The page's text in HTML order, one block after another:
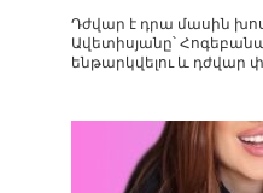
Դժվար է դրա մասին
Ավետիսյանը՝
ենթարկվելու և դժվար